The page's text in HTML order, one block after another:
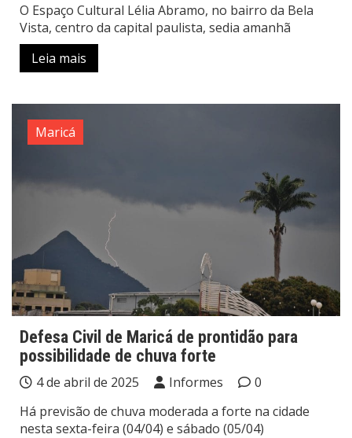
O Espaço Cultural Lélia Abramo, no bairro da Bela
Vista, centro da capital paulista, sedia amanhã
Leia mais
Maricá
Defesa Civil de Maricá de prontidão para
possibilidade de chuva forte
4 de abril de 2025 Informes
0
Há previsão de chuva moderada a forte na cidade
nesta sexta-feira (04/04) e sábado (05/04)